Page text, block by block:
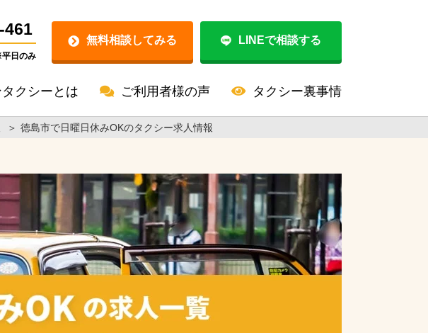
461
日のみ
無料相談してみる LINEで相談する
クシーとは ご利用者様の声 タクシー裏事情
＞ 徳島市で日曜日休みOKのタクシー求人情報